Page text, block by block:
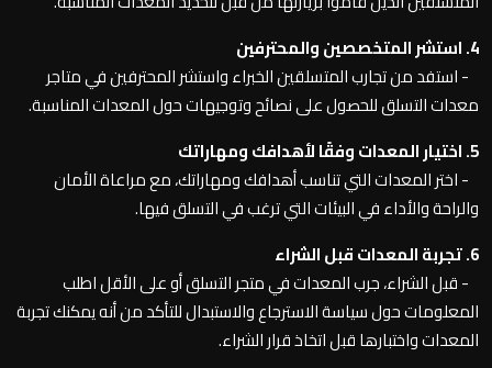
4. استشر المتخصصين والمحترفين
- استفد من تجارب المتسلقين الخبراء واستشر المحترفين في متاجر
معدات التسلق للحصول على نصائح وتوجيهات حول المعدات المناسبة.
5. اختيار المعدات وفقًا لأهدافك ومهاراتك
- اختر المعدات التي تناسب أهدافك ومهاراتك، مع مراعاة الأمان
والراحة والأداء في البيئات التي ترغب في التسلق فيها.
6. تجربة المعدات قبل الشراء
- قبل الشراء، جرب المعدات في متجر التسلق أو على الأقل اطلب
المعلومات حول سياسة الاسترجاع والاستبدال للتأكد من أنه يمكنك تجربة
المعدات واختبارها قبل اتخاذ قرار الشراء.